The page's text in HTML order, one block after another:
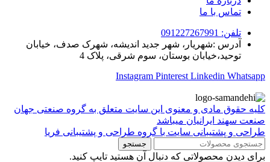
تماس با ما
تلفن: 091227267991
آدرس :شهریار، شهر جدید اندیشه، شهرک صدف، خیابان
توحید،خیابان بوستان، سوم شرقی، پلاک 4
Instagram Pinterest Linkedin Whatsapp
کلیه حقوق مادی و معنوی این سایت متعلق به گروه صنعتی جهان
صنعت سهند ایرانیان میباشد
طراحی و پشتیبانی سایت با گروه طراحی و پشتیبانی فریا
جستجو
برای دیدن محصولاتی که دنبال آن هستید تایپ کنید.